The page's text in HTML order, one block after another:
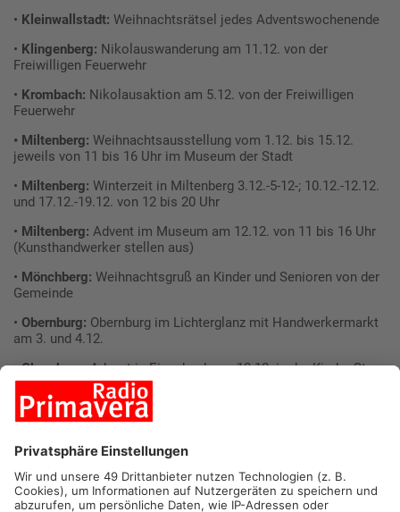
• Kleinwallstadt: Weihnachtsrätsel jedes Adventswochenende
• Klingenberg: Nikolauswanderung am 11.12. von der
Freiwilligen Feuerwehr
• Krombach: Nikolausaktion am 5.12. von der Freiwilligen
Feuerwehr
• Miltenberg: Weihnachtsausstellung vom 1.12. bis 15.12.
jeweils von 11 bis 16 Uhr im Museum der Stadt
• Miltenberg: Winterzeit in Miltenberg 3.12.-5-12-; 10.12.-12.12.
und 17.12.-19.12. von 12 bis 20 Uhr
• Miltenberg: Advent im Museum am 12.12. von 11 bis 16 Uhr
(Kunsthandwerker stellen aus)
• Mönchberg: Weihnachtsgruß an Kinder und Senioren von der
Gemeinde
• Obernburg: Obernburg im Lichterglanz mit Handwerkermarkt
am 3. und 4.12.
•Obernburg:Advent in Eisenbach am 12.12. in der Kirche St.
Johannes der Täufer
•Schneeberg:Adventsfeier für Senioren am 5.12. in der
• Schneeberg: Weihnachtskonzert vom Musikverein
Schneeberg am 25.12. um 17 Uhr in der Kirche
•Seligenstadt:Stadtführungen im Advent am 3.12., 10.12., und